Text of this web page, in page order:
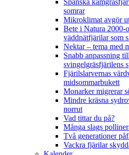
somrar
Mikroklimat avgör
Bete i Natura 2000-
väddnätfjärilar som
Nektar – tema med
Snabb anpassning
svingelgräsfjärilens
Fjärilslarvernas
midsommarbukett
Monarker migrerar
Mindre kräsna
norrut
Vad tittar du på?
Många slags
Två generationer
Vackra fjärilar